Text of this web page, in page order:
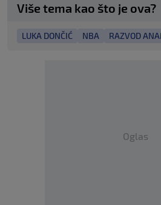
Više tema kao što je ova?
LUKA DONČIĆ NBA RAZVOD
Oglas